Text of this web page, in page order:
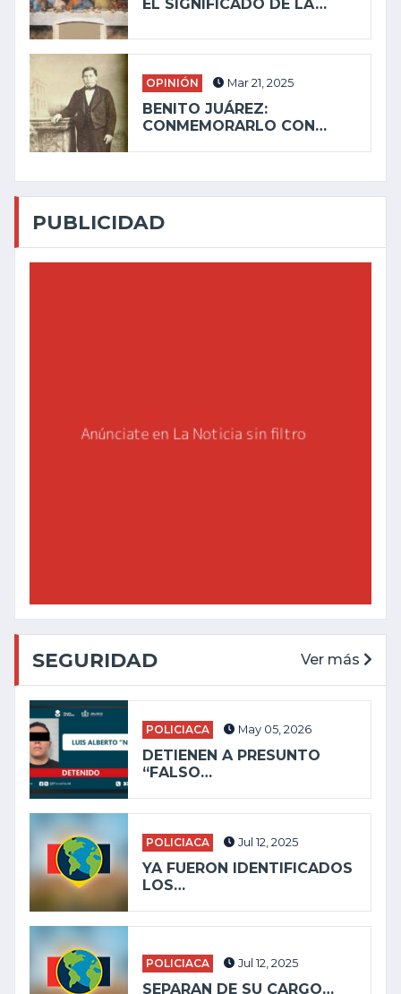
EL SIGNIFICADO DE LA…
OPINIÓN Mar 21, 2025
BENITO JUÁREZ:
CONMEMORARLO CON…
PUBLICIDAD
SEGURIDAD Ver más
POLICIACA May 05, 2026
DETIENEN A PRESUNTO
“FALSO…
POLICIACA Jul 12, 2025
YA FUERON IDENTIFICADOS
LOS…
POLICIACA Jul 12, 2025
SEPARAN DE SU CARGO…